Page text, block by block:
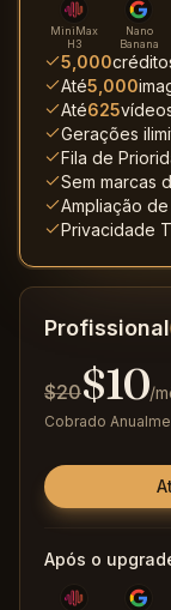
Profissional
$20$10/
Cobrado
Após o
MiniMax
H3
Nano
Banana
5,000
Até5,000
Até625
Gerações
Fila de
Sem marcas
Ampliação
Privacidade